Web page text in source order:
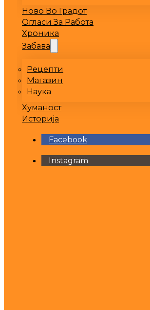
Ново Во Градот
Огласи За Работа
Хроника
Забава
Рецепти
Магазин
Наука
Хуманост
Историја
Facebook
Instagram